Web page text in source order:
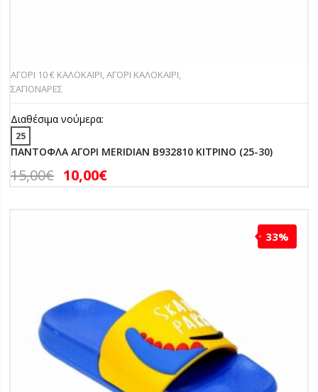
ΑΓΟΡΙ 10 € ΚΑΛΟΚΑΙΡΙ,ΑΓΟΡΙ ΚΑΛΟΚΑΙΡΙ,
ΣΑΓΙΟΝΑΡΕΣ
Διαθέσιμα νούμερα:
25
ΠΑΝΤΟΦΛΑ ΑΓΟΡΙ MERIDIAN B932810 ΚΙΤΡΙΝΟ (25-30)
15,00€ 10,00€
33%